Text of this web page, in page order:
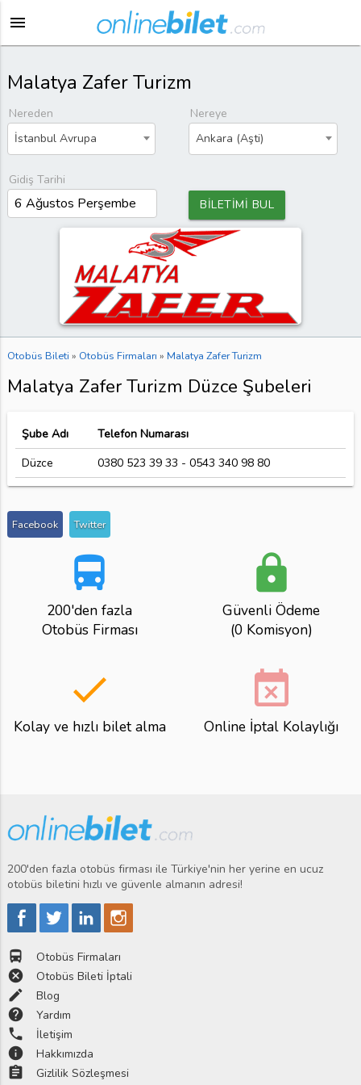
menu
Malatya Zafer Turizm
Nereden
İstanbul Avrupa
Nereye
Ankara (Aşti)
Gidiş Tarihi
BİLETİMİ BUL
Otobüs Bileti » Otobüs Firmaları » Malatya Zafer Turizm
Malatya Zafer Turizm Düzce Şubeleri
Şube Adı
Telefon Numarası
Düzce
0380 523 39 33 - 0543 340 98 80
Facebook Twitter
directions_bus
200'den fazla
Otobüs Firması
lock
Güvenli Ödeme
(0 Komisyon)
done
Kolay ve hızlı bilet alma
event_busy
Online İptal Kolaylığı
200'den fazla otobüs firması ile Türkiye'nin her yerine en ucuz
otobüs biletini hızlı ve güvenle almanın adresi!
directions_bus Otobüs Firmaları
cancel Otobüs Bileti İptali
edit Blog
help Yardım
phone İletişim
info Hakkımızda
assignment Gizlilik Sözleşmesi